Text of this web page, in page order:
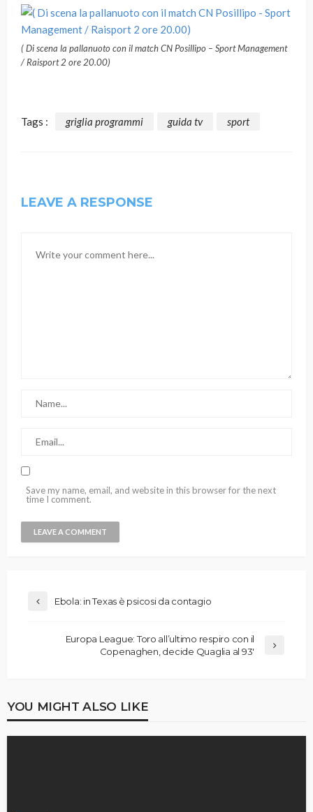
( Di scena la pallanuoto con il match CN Posillipo – Sport Management
/ Raisport 2 ore 20.00)
Tags : griglia programmi guida tv sport
LEAVE A RESPONSE
Save my name, email, and website in this browser for the next
time I comment.
Ebola: in Texas è psicosi da contagio
Europa League: Toro all’ultimo respiro con il
Copenaghen, decide Quaglia al 93′
YOU MIGHT ALSO LIKE